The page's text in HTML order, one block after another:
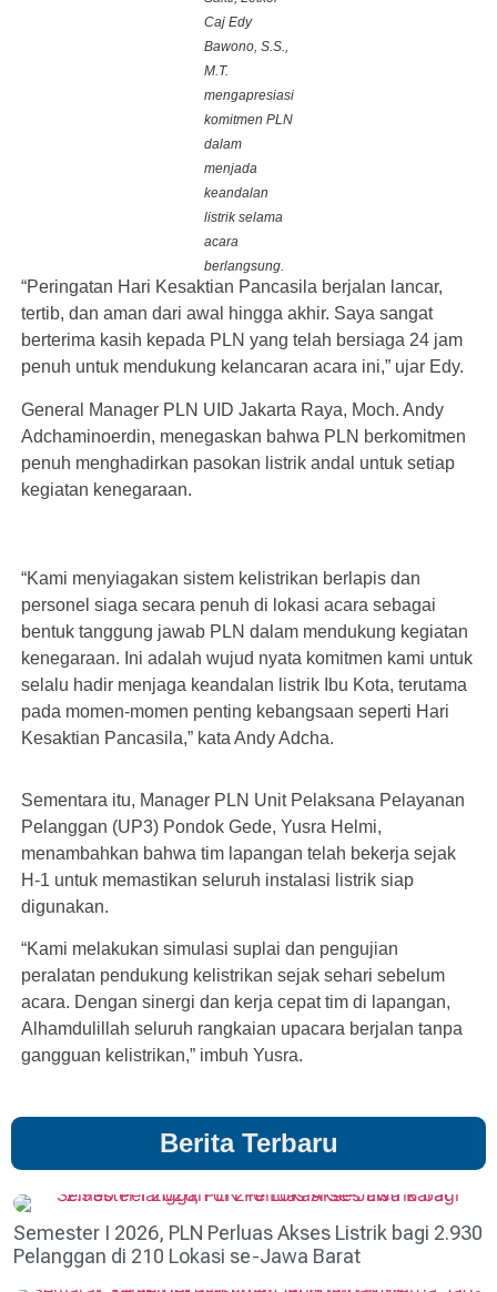
Caj Edy
Bawono, S.S.,
M.T.
mengapresiasi
komitmen PLN
dalam
menjada
keandalan
listrik selama
acara
berlangsung.
“Peringatan Hari Kesaktian Pancasila berjalan lancar,
tertib, dan aman dari awal hingga akhir. Saya sangat
berterima kasih kepada PLN yang telah bersiaga 24 jam
penuh untuk mendukung kelancaran acara ini,” ujar Edy.
General Manager PLN UID Jakarta Raya, Moch. Andy
Adchaminoerdin, menegaskan bahwa PLN berkomitmen
penuh menghadirkan pasokan listrik andal untuk setiap
kegiatan kenegaraan.
“Kami menyiagakan sistem kelistrikan berlapis dan
personel siaga secara penuh di lokasi acara sebagai
bentuk tanggung jawab PLN dalam mendukung kegiatan
kenegaraan. Ini adalah wujud nyata komitmen kami untuk
selalu hadir menjaga keandalan listrik Ibu Kota, terutama
pada momen-momen penting kebangsaan seperti Hari
Kesaktian Pancasila,” kata Andy Adcha.
Sementara itu, Manager PLN Unit Pelaksana Pelayanan
Pelanggan (UP3) Pondok Gede, Yusra Helmi,
menambahkan bahwa tim lapangan telah bekerja sejak
H-1 untuk memastikan seluruh instalasi listrik siap
digunakan.
“Kami melakukan simulasi suplai dan pengujian
peralatan pendukung kelistrikan sejak sehari sebelum
acara. Dengan sinergi dan kerja cepat tim di lapangan,
Alhamdulillah seluruh rangkaian upacara berjalan tanpa
gangguan kelistrikan,” imbuh Yusra.
Berita Terbaru
Semester I 2026, PLN Perluas Akses Listrik bagi 2.930
Pelanggan di 210 Lokasi se-Jawa Barat